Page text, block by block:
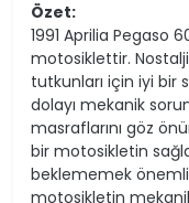
Özet:
1991 Aprilia Pegaso
motosiklettir.
tutkunları için iyi bir
dolayı mekanik
masraflarını göz
bir motosikletin
beklememek
motosikletin